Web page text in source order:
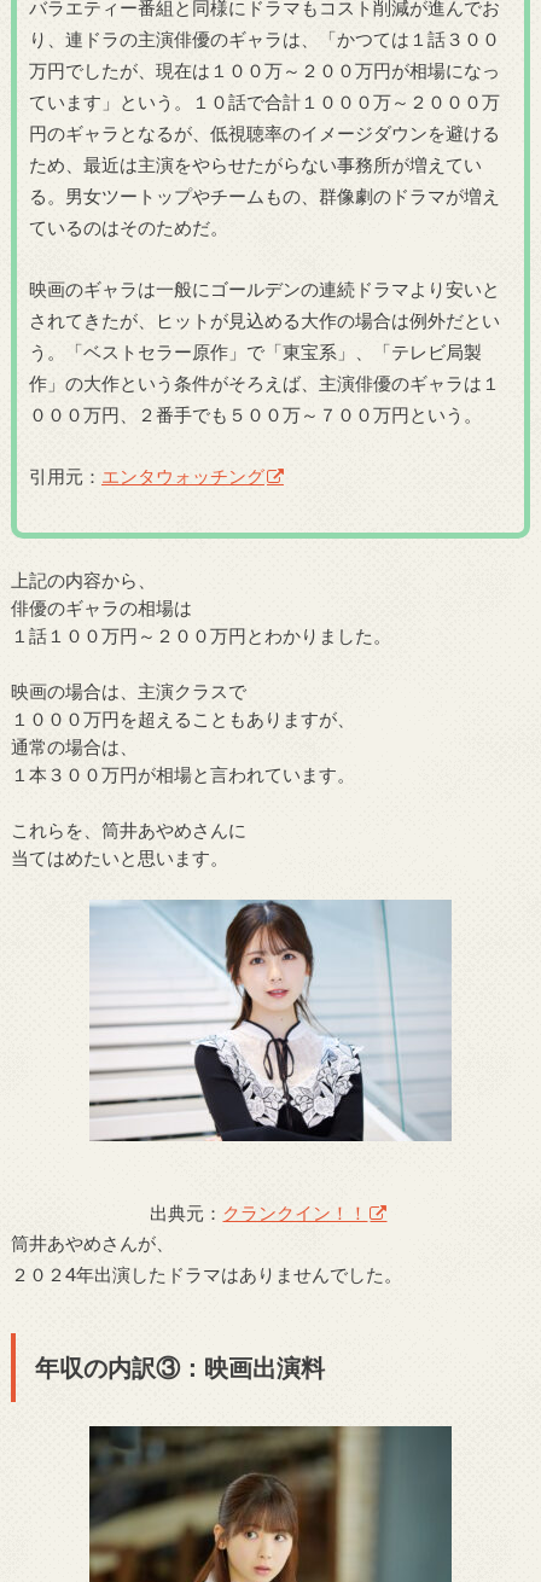
バラエティー番組と同様にドラマもコスト削減が進んでお
り、連ドラの主演俳優のギャラは、「かつては１話３００
万円でしたが、現在は１００万～２００万円が相場になっ
ています」という。１０話で合計１０００万～２０００万
円のギャラとなるが、低視聴率のイメージダウンを避ける
ため、最近は主演をやらせたがらない事務所が増えてい
る。男女ツートップやチームもの、群像劇のドラマが増え
ているのはそのためだ。
映画のギャラは一般にゴールデンの連続ドラマより安いと
されてきたが、ヒットが見込める大作の場合は例外だとい
う。「ベストセラー原作」で「東宝系」、「テレビ局製
作」の大作という条件がそろえば、主演俳優のギャラは１
０００万円、２番手でも５００万～７００万円という。
引用元： エンタウォッチング
上記の内容から、
俳優のギャラの相場は
１話１００万円～２００万円とわかりました。
映画の場合は、主演クラスで
１０００万円を超えることもありますが、
通常の場合は、
１本３００万円が相場と言われています。
これらを、筒井あやめさんに
当てはめたいと思います。
出典元： クランクイン！！
筒井あやめさんが、
２０２4年出演したドラマはありませんでした。
年収の内訳③：映画出演料